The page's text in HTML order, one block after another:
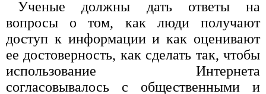
Ученые должны дать ответы на
вопросы о том, как люди получают
доступ к информации и как оценивают
ее достоверность, как сделать так, чтобы
использование Интернета
согласовывалось с общественными и